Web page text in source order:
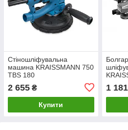
Стіношліфувальна
машина KRAISSMANN 750
TBS 180
2 655 ₴
Купити
1 181